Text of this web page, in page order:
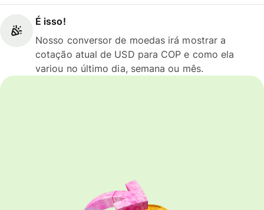
É isso!
Nosso conversor de moedas irá mostrar a
cotação atual de USD para COP e como ela
variou no último dia, semana ou mês.